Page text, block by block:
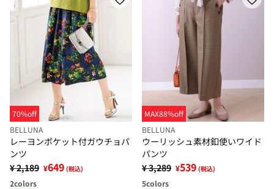
70%off
BELLUNA
レーヨンポケット付ガウチョパ
ンツ
¥ 2,189 ¥649 (税込)
2colors
MAX88%off
BELLUNA
ウーリッシュ素材釦使いワイド
パンツ
¥ 3,289 ¥539 (税込)
5colors